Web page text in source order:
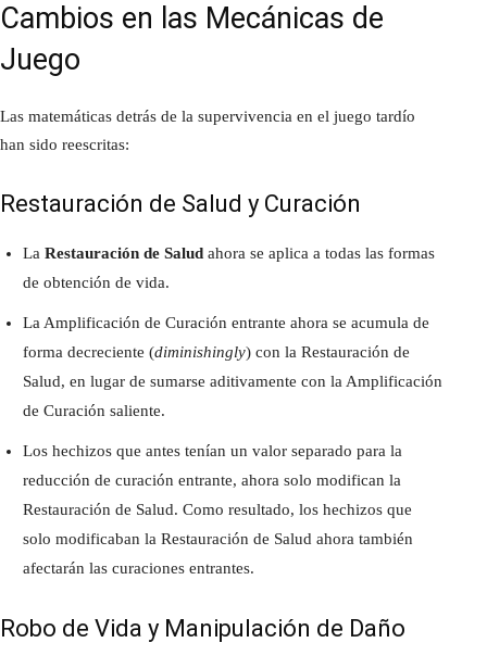
Cambios en las Mecánicas de
Juego
Las matemáticas detrás de la supervivencia en el juego tardío
han sido reescritas:
Restauración de Salud y Curación
La Restauración de Salud ahora se aplica a todas las formas
de obtención de vida.
La Amplificación de Curación entrante ahora se acumula de
forma decreciente (diminishingly) con la Restauración de
Salud, en lugar de sumarse aditivamente con la Amplificación
de Curación saliente.
Los hechizos que antes tenían un valor separado para la
reducción de curación entrante, ahora solo modifican la
Restauración de Salud. Como resultado, los hechizos que
solo modificaban la Restauración de Salud ahora también
afectarán las curaciones entrantes.
Robo de Vida y Manipulación de Daño